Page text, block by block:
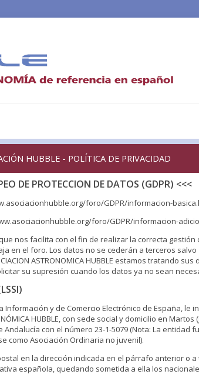
HUBBLE - POLÍTICA DE PRIVACIDAD
DE PROTECCION DE DATOS (GDPR) <<<
foro/GDPR/informacion-
foro/GDPR/informacion-
que nos facilita con el fin de realizar la correcta
en el foro. Los datos no se cederán a terceros
ASTRONOMICA HUBBLE estamos tratando
su supresión cuando los datos ya no sean
y de Comercio Electrónico de España, le
HUBBLE, con sede social y domicilio en Martos
Andalucía con el número 23-1-5079 (Nota: La
como Asociación Ordinaria no juvenil).
en la dirección indicada en el párrafo anterior o a
española, quedando sometida a ella los